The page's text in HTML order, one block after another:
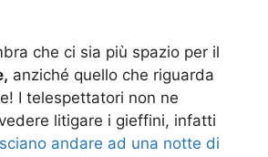
che ci sia più spazio per il
anziché quello che riguarda
I telespettatori non ne
litigare i gieffini, infatti
andare ad una notte di